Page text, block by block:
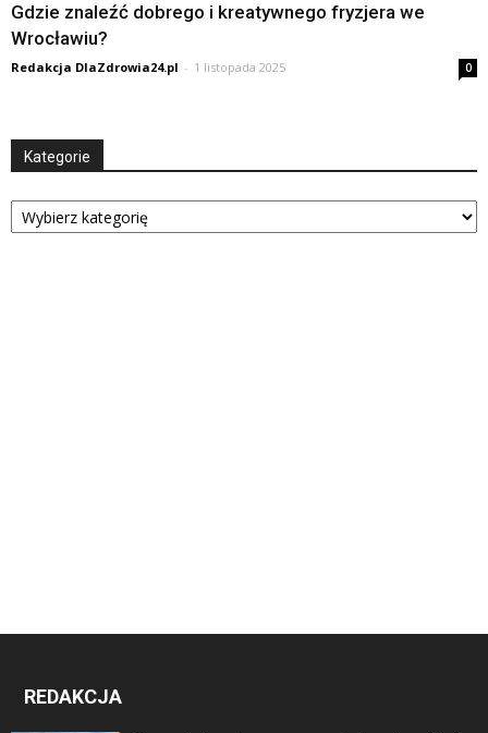
Gdzie znaleźć dobrego i kreatywnego fryzjera we
Wrocławiu?
Redakcja DlaZdrowia24.pl - 1 listopada 2025 0
Kategorie
Kategorie
REDAKCJA